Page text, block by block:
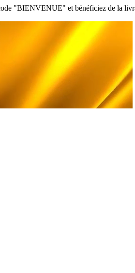
"BIENVENUE" et bénéficiez de la